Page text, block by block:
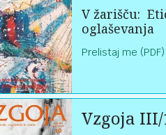
V žarišču:
oglaševanja
Prelistaj me (PDF)
Vzgoja III/